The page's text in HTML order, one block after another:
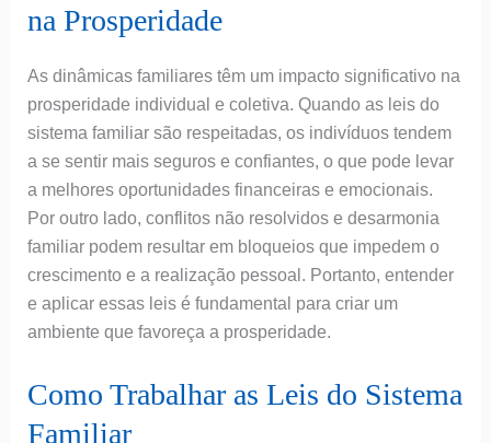
na Prosperidade
As dinâmicas familiares têm um impacto significativo na
prosperidade individual e coletiva. Quando as leis do
sistema familiar são respeitadas, os indivíduos tendem
a se sentir mais seguros e confiantes, o que pode levar
a melhores oportunidades financeiras e emocionais.
Por outro lado, conflitos não resolvidos e desarmonia
familiar podem resultar em bloqueios que impedem o
crescimento e a realização pessoal. Portanto, entender
e aplicar essas leis é fundamental para criar um
ambiente que favoreça a prosperidade.
Como Trabalhar as Leis do Sistema
Familiar